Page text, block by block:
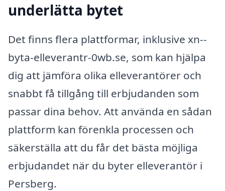
underlätta bytet
Det finns flera plattformar, inklusive xn--
byta-elleverantr-0wb.se, som kan hjälpa
dig att jämföra olika elleverantörer och
snabbt få tillgång till erbjudanden som
passar dina behov. Att använda en sådan
plattform kan förenkla processen och
säkerställa att du får det bästa möjliga
erbjudandet när du byter elleverantör i
Persberg.